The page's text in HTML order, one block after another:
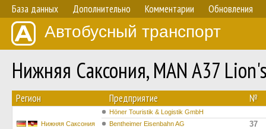
База данных Дополнительно Комментарии Обновления
Автобусный транспорт
Нижняя Саксония, MAN A37
Регион Предприятие №
Нижняя Саксония
Höner Touristik & Logistik GmbH
Bentheimer Eisenbahn AG
37